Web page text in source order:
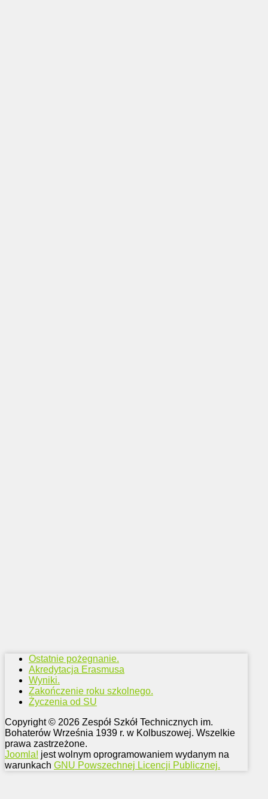
Ostatnie pożegnanie.
Akredytacja Erasmusa
Wyniki.
Zakończenie roku szkolnego.
Życzenia od SU
Copyright © 2026 Zespół Szkół Technicznych im.
Bohaterów Września 1939 r. w Kolbuszowej. Wszelkie
prawa zastrzeżone.
Joomla! jest wolnym oprogramowaniem wydanym na
warunkach GNU Powszechnej Licencji Publicznej.